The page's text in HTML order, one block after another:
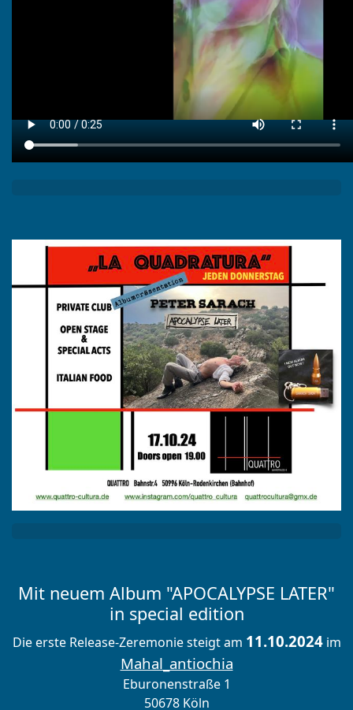
Mit neuem Album "APOCALYPSE LATER"
in special edition
Die erste Release-Zeremonie steigt am 11.10.2024im
Mahal_antiochia
Eburonenstraße 1
50678 Köln